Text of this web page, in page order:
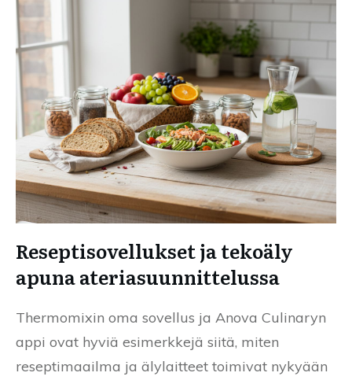
Reseptisovellukset ja tekoäly
apuna ateriasuunnittelussa
Thermomixin oma sovellus ja Anova Culinaryn
appi ovat hyviä esimerkkejä siitä, miten
reseptimaailma ja älylaitteet toimivat nykyään